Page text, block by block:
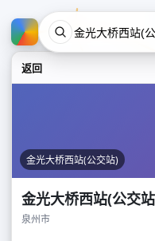
返回
金光大桥西站(公交站)
金光大桥西站(公交
泉州市